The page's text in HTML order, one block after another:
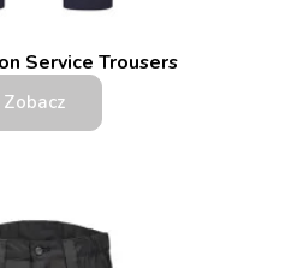
Service Trousers
Zobacz